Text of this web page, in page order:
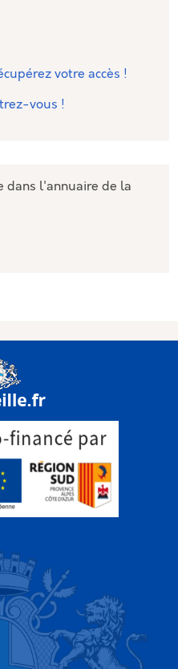
votre accès !
vous !
dans l'annuaire de la